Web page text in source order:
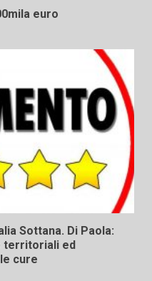
euro
Sottana. Di Paola:
territoriali ed
cure